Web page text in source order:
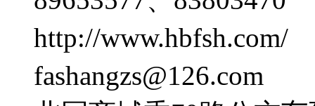
http://
fashangzs@126.com